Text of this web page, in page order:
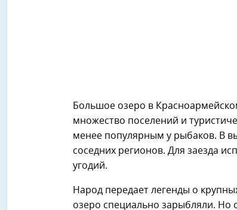
Большое озеро в
множество поселений и
менее популярным у рыбаков. В
соседних регионов. Для заезда
угодий.
Народ передает легенды о
озеро специально зарыбляли. Но